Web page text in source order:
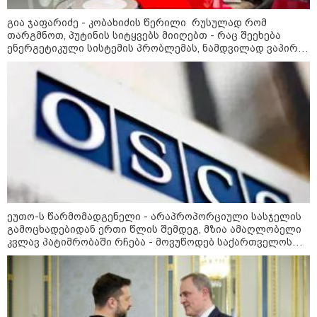
კატეგორიები
გია ჯაფარიძე - კობახიძის წერილი რუსულად რომ
თარგმნოთ, პუტინის სიტყვებს მიიღებთ - რაც შეეხება
ენერგეტიკული სისტემის პრობლემას, ნამდვილად ვაპირებ
მოვიმარაგო არა მხოლოდ სანთლები, არამედ აღვადგინო
ხაზის ტელეფონიც
ეუთო-ს წარმომადგენელი - არაპროპორციული სასჯელის
გამოცხადებიდან ერთი წლის შემდეგ, მზია ამაღლობელი
კვლავ პატიმრობაში რჩება - მოვუწოდებ საქართველოს
მთავრობას, მისი დაუყოვნებლივი და უპირობო